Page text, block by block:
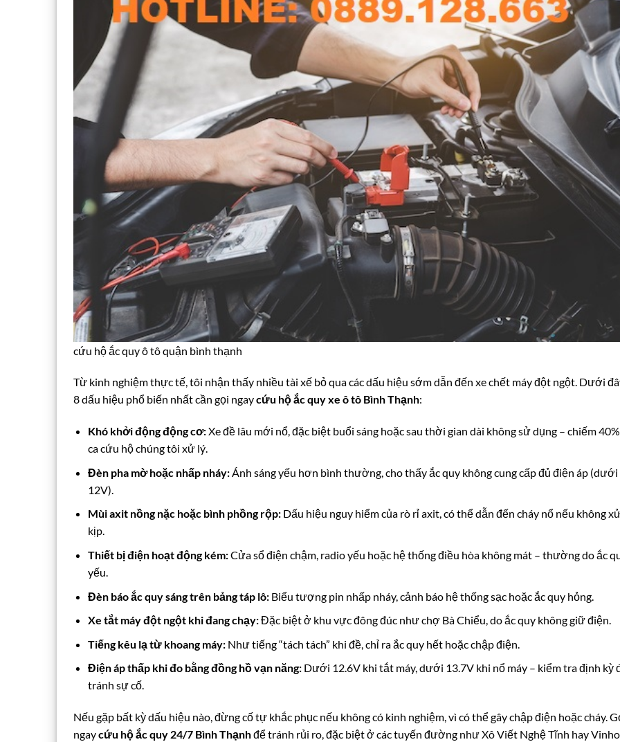
cứu hộ ắc quy ô tô quận bình thạnh
Từ kinh nghiệm thực tế, tôi nhận thấy nhiều tài xế bỏ qua các dấu hiệu sớm dẫn đến xe chết máy đột ngột. Dưới
8 dấu hiệu phổ biến nhất cần gọi ngaycứu hộ ắc quy xe ô tô Bình Thạnh:
Khó khởi động động cơ:Xe đề lâu mới nổ, đặc biệt buổi sáng hoặc sau thời gian dài không sử dụng – chiếm
ca cứu hộ chúng tôi xử lý.
Đèn pha mờ hoặc nhấp nháy:Ánh sáng yếu hơn bình thường, cho thấy ắc quy không cung cấp đủ điện áp (dưới
12V).
Mùi axit nồng nặc hoặc bình phồng rộp:Dấu hiệu nguy hiểm của rò rỉ axit, có thể dẫn đến cháy nổ nếu không
kịp.
Thiết bị điện hoạt động kém:Cửa sổ điện chậm, radio yếu hoặc hệ thống điều hòa không mát – thường do ắc
yếu.
Đèn báo ắc quy sáng trên bảng táp lô:Biểu tượng pin nhấp nháy, cảnh báo hệ thống sạc hoặc ắc quy hỏng.
Xe tắt máy đột ngột khi đang chạy:Đặc biệt ở khu vực đông đúc như chợ Bà Chiểu, do ắc quy không giữ điện.
Tiếng kêu lạ từ khoang máy:Như tiếng “tách tách” khi đề, chỉ ra ắc quy hết hoặc chập điện.
Điện áp thấp khi đo bằng đồng hồ vạn năng:Dưới 12.6V khi tắt máy, dưới 13.7V khi nổ máy – kiểm tra định kỳ
tránh sự cố.
Nếu gặp bất kỳ dấu hiệu nào, đừng cố tự khắc phục nếu không có kinh nghiệm, vì có thể gây chập điện hoặc cháy.
ngaycứu hộ ắc quy 24/7 Bình Thạnhđể tránh rủi ro, đặc biệt ở các tuyến đường như Xô Viết Nghệ Tĩnh hay